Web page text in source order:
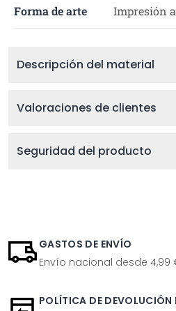
Forma de arte Impresión
Descripción del material
Valoraciones de clientes
Seguridad del producto
GASTOS DE ENVÍO
Envío nacional desde 4,99
POLÍTICA DE DEVOLUCIÓN